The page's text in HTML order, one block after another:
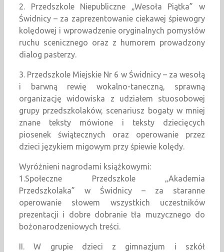
2. Przedszkole Niepubliczne „Wesoła Piątka” w
Świdnicy – za zaprezentowanie ciekawej śpiewogry
kolędowej i wprowadzenie oryginalnych pomysłów
ruchu scenicznego oraz z humorem prowadzony
dialog pasterzy.
3. Przedszkole Miejskie Nr 6 w Świdnicy – za wesołą
i barwną rewię wokalno-taneczną, sprawną
organizację widowiska z udziałem stuosobowej
grupy przedszkolaków, scenariusz bogaty w mniej
znane teksty mówione i teksty dziecięcych
piosenek świątecznych oraz operowanie przez
dzieci językiem migowym przy śpiewie kolędy.
Wyróżnieni nagrodami książkowymi:
1.Społeczne Przedszkole „Akademia
Przedszkolaka” w Świdnicy – za staranne
operowanie słowem wszystkich uczestników
prezentacji i dobre dobranie tła muzycznego do
bożonarodzeniowych treści.
II. W grupie dzieci z gimnazjum i szkół